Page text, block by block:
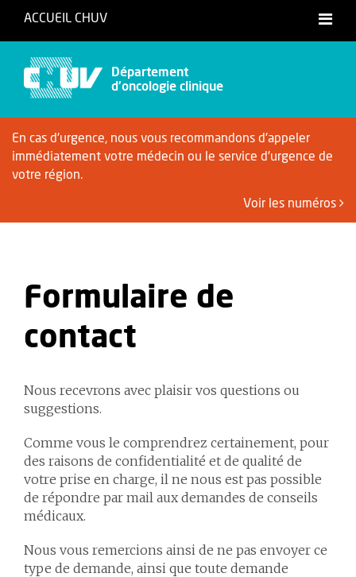
ACCUEIL CHUV
Département
d'oncologie clinique
En cas d'urgence, nous vous recommandons d'appeler
immédiatement votre médecin ou le service d'urgence de
votre région.
Voir les numéros
Formulaire de
contact
Nous recevrons avec plaisir vos questions ou
suggestions.
Comme vous le comprendrez certainement, pour
des raisons de confidentialité et de qualité de
votre prise en charge, il ne nous est pas possible
de répondre par mail aux demandes de conseils
médicaux.
Nous vous remercions ainsi de ne pas envoyer ce
type de demande, ainsi que toute demande